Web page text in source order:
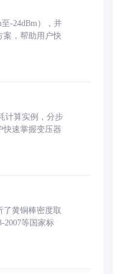
-24dBm），并
案，帮助用户快
计算实例，分步
快速掌握变压器
黄铜棒密度取
2007等国家标